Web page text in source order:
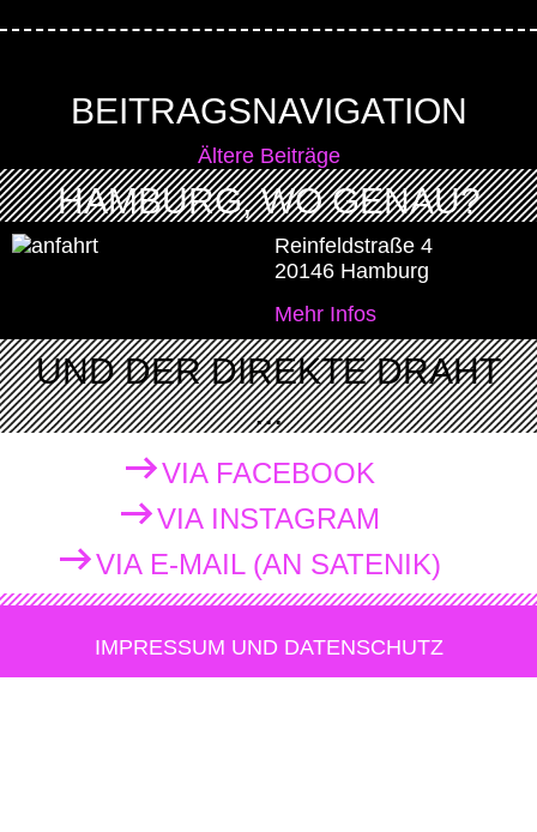
BEITRAGSNAVIGATION
Ältere Beiträge
HAMBURG, WO GENAU?
Reinfeldstraße 4
20146 Hamburg
Mehr Infos
UND DER DIREKTE DRAHT
...
VIA FACEBOOK
VIA INSTAGRAM
VIA E-MAIL (AN SATENIK)
IMPRESSUM UND DATENSCHUTZ